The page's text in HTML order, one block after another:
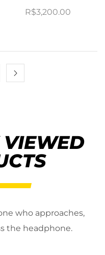
R$3,200.00
VIEWED
who approaches,
the headphone.